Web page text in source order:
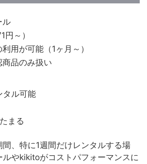
ル
円～）
用が可能（1ヶ月～）
品のみ扱い
タル可能
まる
間、特に1週間だけレンタルする場
ルやkikitoがコストパフォーマンスに